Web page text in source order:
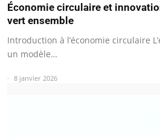
Économie circulaire et
vert ensemble
Introduction à l’économie circulaire
un modèle…
8 janvier 2026